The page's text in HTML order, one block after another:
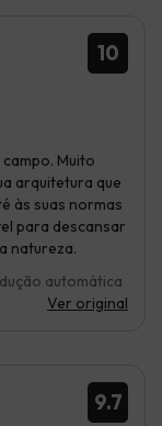
10
Muito
arquitetura que
às suas normas
para descansar
natureza.
automática
Ver original
9.7